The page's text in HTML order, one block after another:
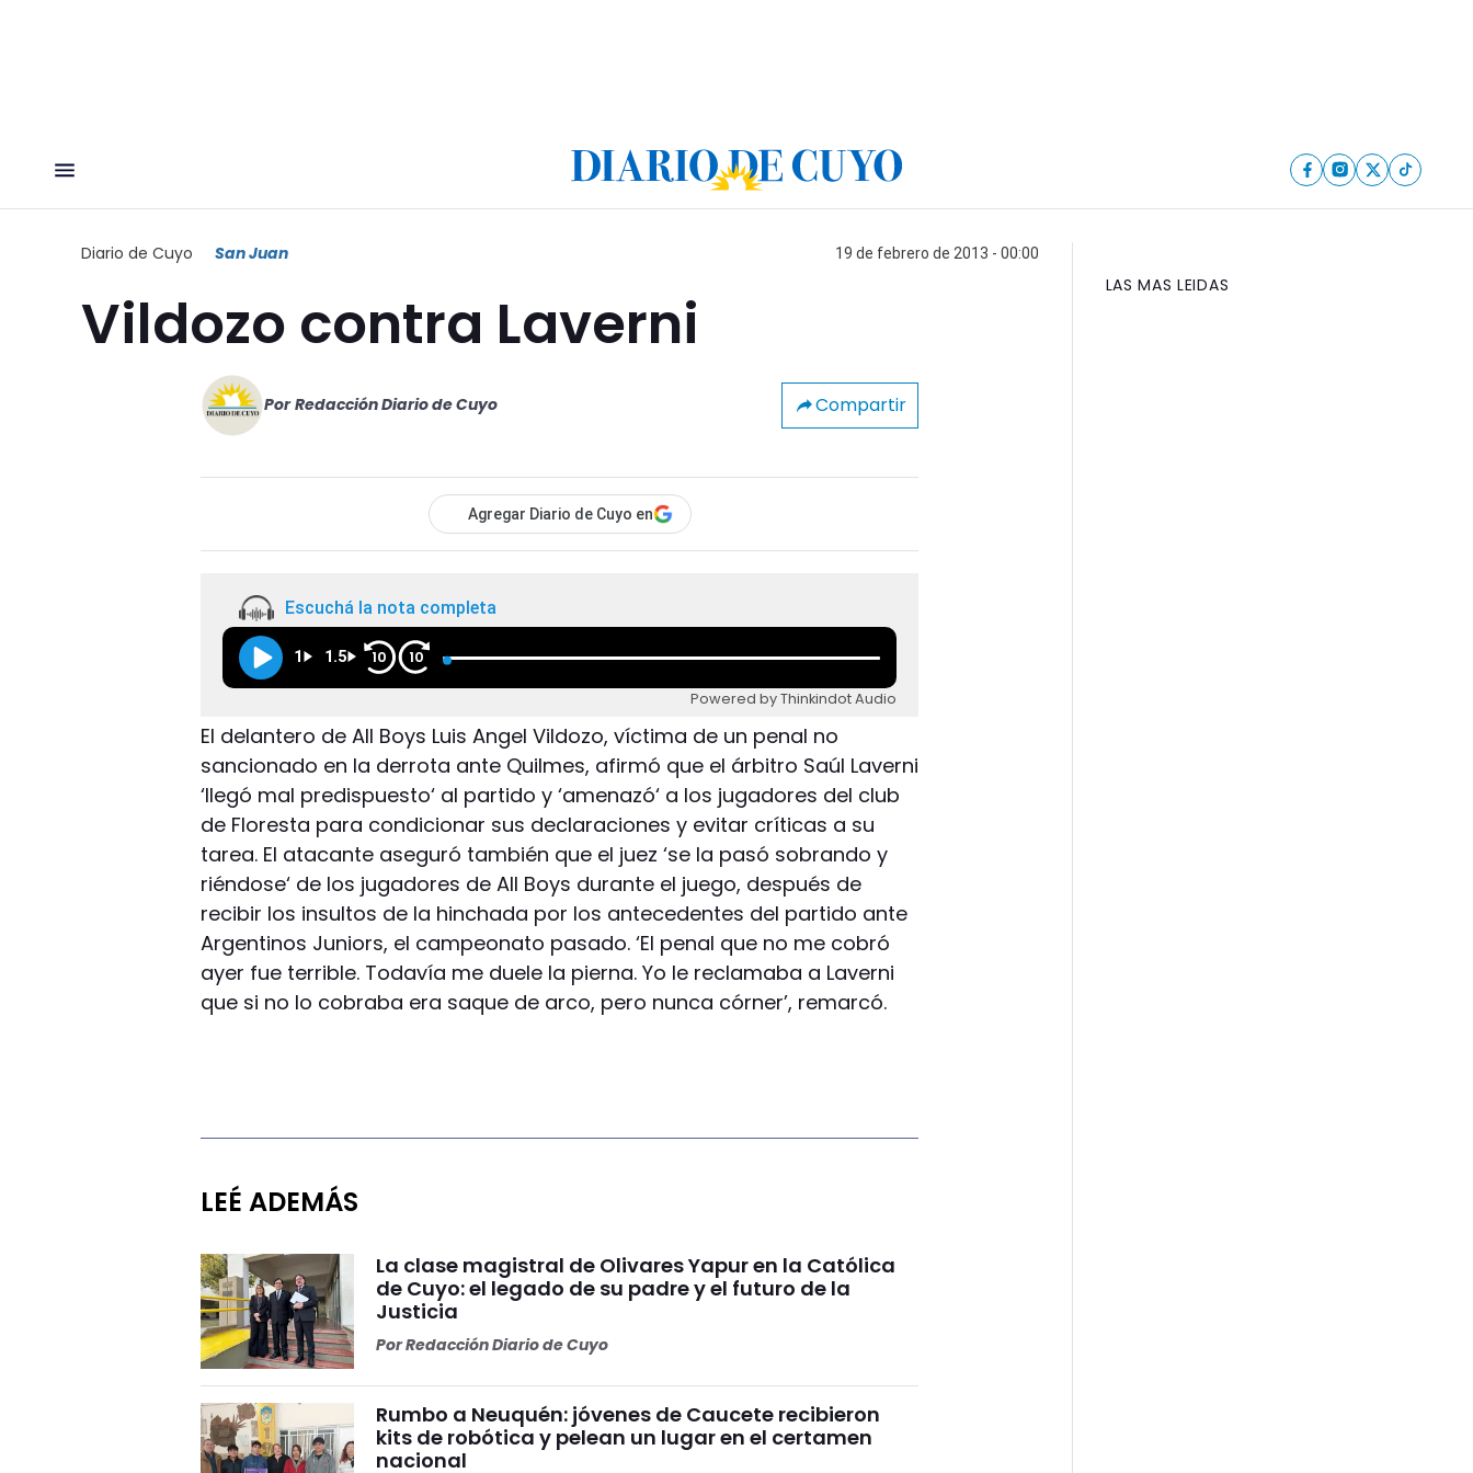
Diario de Cuyo San Juan 19 de febrero de 2013 - 00:00
Vildozo contra Laverni
Por Redacción Diario de Cuyo Compartir
Agregar Diario de Cuyo en
Escuchá la nota completa
1 1.5 10 10
Powered by Thinkindot Audio
El delantero de All Boys Luis Angel Vildozo, víctima de un penal no
sancionado en la derrota ante Quilmes, afirmó que el árbitro Saúl Laverni
‘llegó mal predispuesto‘ al partido y ‘amenazó‘ a los jugadores del club
de Floresta para condicionar sus declaraciones y evitar críticas a su
tarea. El atacante aseguró también que el juez ‘se la pasó sobrando y
riéndose‘ de los jugadores de All Boys durante el juego, después de
recibir los insultos de la hinchada por los antecedentes del partido ante
Argentinos Juniors, el campeonato pasado. ‘El penal que no me cobró
ayer fue terrible. Todavía me duele la pierna. Yo le reclamaba a Laverni
que si no lo cobraba era saque de arco, pero nunca córner’, remarcó.
LEÉ ADEMÁS
La clase magistral de Olivares Yapur en la Católica
de Cuyo: el legado de su padre y el futuro de la
Justicia
PorRedacción Diario de Cuyo
Rumbo a Neuquén: jóvenes de Caucete recibieron
kits de robótica y pelean un lugar en el certamen
nacional
LAS MAS LEIDAS